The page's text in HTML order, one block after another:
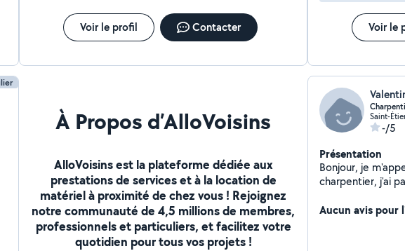
Voir le profil Contacter Voir le
À Propos d’AlloVoisins
AlloVoisins est la plateforme dédiée aux
prestations de services et à la location de
matériel à proximité de chez vous ! Rejoignez
notre communauté de 4,5 millions de membres,
professionnels et particuliers, et facilitez votre
quotidien pour tous vos projets !
-/5
Présentation
Bonjour, je
charpentier, j'ai
pour me faire de
Aucun avis pour